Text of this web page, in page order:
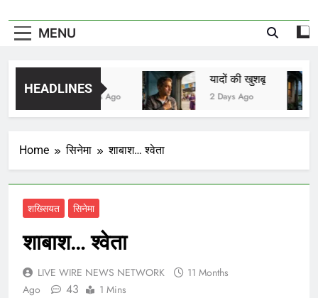
MENU
HEADLINES
3 Hours Ago
यादों की खुशबू
2 Days Ago
Home सिनेमा शाबाश… श्वेता
शख्सियत सिनेमा
शाबाश… श्वेता
LIVE WIRE NEWS NETWORK
11 Months
Ago
43 1 Mins